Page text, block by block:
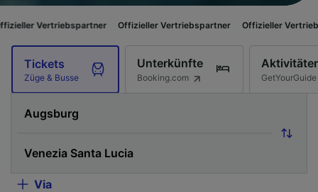
Offizieller Vertriebspartner Offizieller Vertriebspartner
Tickets
Züge & Busse
Unterkünfte
Booking.com GetYourGuide
Via